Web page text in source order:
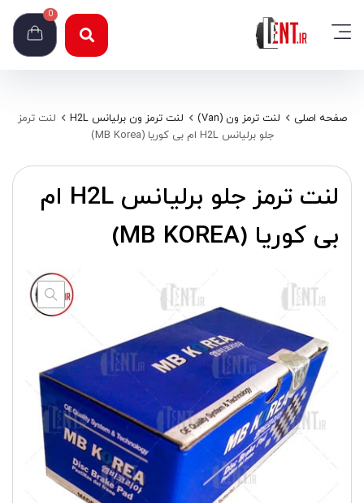
0
صفحه اصلی لنت ترمز ون (Van) لنت ترمز ون برلیانس H2L
لنت ترمز
جلو برلیانس H2L ام بی کوریا (MB Korea)
لنت ترمز جلو برلیانس H2L ام
بی کوریا (MB KOREA)